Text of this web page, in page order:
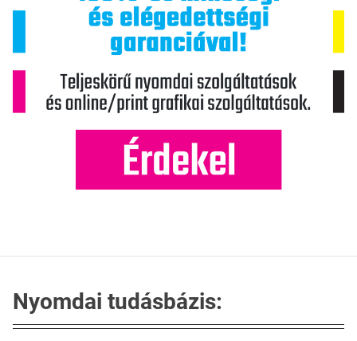
Nyomdai tudásbázis: